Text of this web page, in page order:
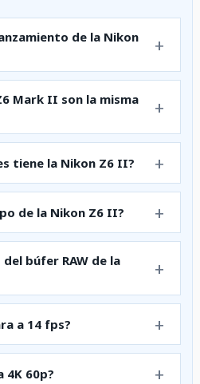
de la Nikon
Mark II son la misma
tiene la Nikon Z6 II?
de la Nikon Z6 II?
búfer RAW de la
a 14 fps?
4K 60p?